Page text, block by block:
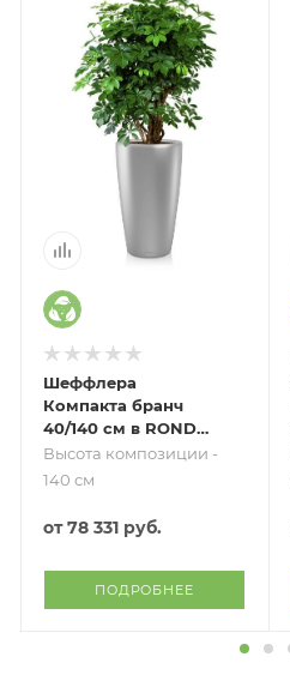
Шеффлера
Компакта бранч
40/140 см в RONDO
40
Высота композиции -
140 см
от78 331 руб.
ПОДРОБНЕЕ